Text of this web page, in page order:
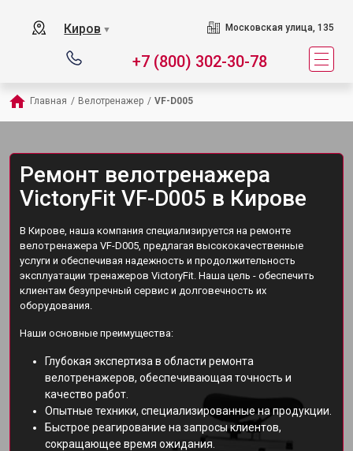
Киров ▼ Московская улица, 135
+7 (800) 302-30-78
Главная / Велотренажер / VF-D005
Ремонт велотренажера
VictoryFit VF-D005 в Кирове
В Кирове, наша компания специализируется на ремонте
велотренажера VF-D005, предлагая высококачественные
услуги и обеспечивая надежность и продолжительность
эксплуатации тренажеров VictoryFit. Наша цель - обеспечить
клиентам безупречный сервис и долговечность их
оборудования.
Наши основные преимущества:
Глубокая экспертиза в области ремонта
велотренажеров, обеспечивающая точность и
качество работ.
Опытные техники, специализированные на продукции.
Быстрое реагирование на запросы клиентов,
сокращающее время ожидания.